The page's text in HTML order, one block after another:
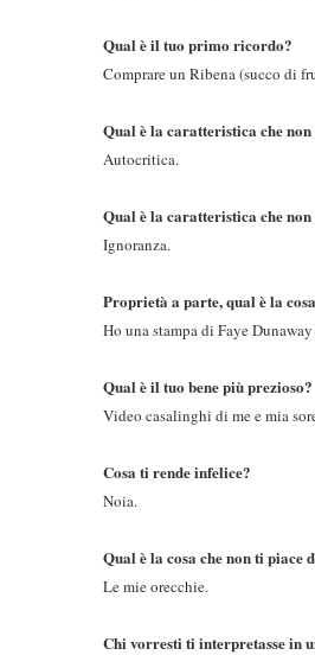
Qual è il tuo primo ricordo?
Comprare un Ribena (succo di
Qual è la caratteristica che non
Autocritica.
Qual è la caratteristica che
Ignoranza.
Proprietà a parte, qual è la
Ho una stampa di Faye
Qual è il tuo bene più prezioso?
Video casalinghi di me e mia
Cosa ti rende infelice?
Noia.
Qual è la cosa che non ti piace
Le mie orecchie.
Chi vorresti ti interpretasse in